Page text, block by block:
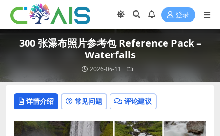
登录
300 张瀑布照片参考包 Reference Pack –
Waterfalls
2026-06-11
详情介绍 常见问题 评论建议